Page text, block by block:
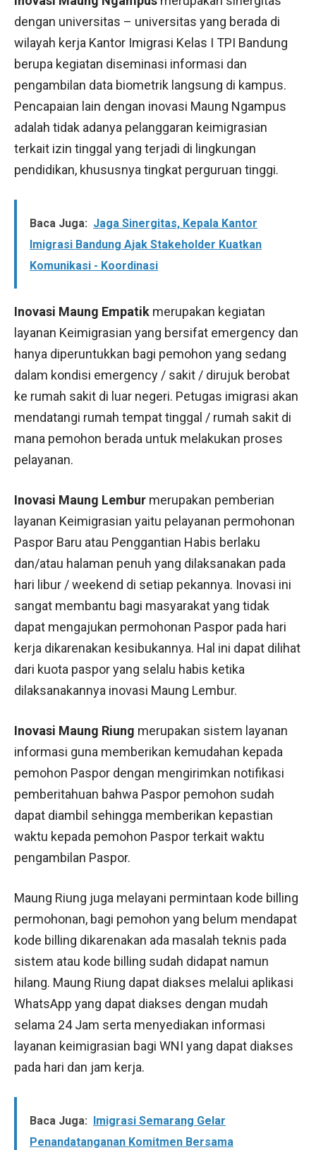
dengan universitas – universitas yang berada di
wilayah kerja Kantor Imigrasi Kelas I TPI Bandung
berupa kegiatan diseminasi informasi dan
pengambilan data biometrik langsung di kampus.
Pencapaian lain dengan inovasi Maung Ngampus
adalah tidak adanya pelanggaran keimigrasian
terkait izin tinggal yang terjadi di lingkungan
pendidikan, khususnya tingkat perguruan tinggi.
Baca Juga: Jaga Sinergitas, Kepala Kantor
Imigrasi Bandung Ajak Stakeholder Kuatkan
Komunikasi - Koordinasi
Inovasi Maung Empatik merupakan kegiatan
layanan Keimigrasian yang bersifat emergency dan
hanya diperuntukkan bagi pemohon yang sedang
dalam kondisi emergency / sakit / dirujuk berobat
ke rumah sakit di luar negeri. Petugas imigrasi akan
mendatangi rumah tempat tinggal / rumah sakit di
mana pemohon berada untuk melakukan proses
pelayanan.
Inovasi Maung Lembur merupakan pemberian
layanan Keimigrasian yaitu pelayanan permohonan
Paspor Baru atau Penggantian Habis berlaku
dan/atau halaman penuh yang dilaksanakan pada
hari libur / weekend di setiap pekannya. Inovasi ini
sangat membantu bagi masyarakat yang tidak
dapat mengajukan permohonan Paspor pada hari
kerja dikarenakan kesibukannya. Hal ini dapat dilihat
dari kuota paspor yang selalu habis ketika
dilaksanakannya inovasi Maung Lembur.
Inovasi Maung Riung merupakan sistem layanan
informasi guna memberikan kemudahan kepada
pemohon Paspor dengan mengirimkan notifikasi
pemberitahuan bahwa Paspor pemohon sudah
dapat diambil sehingga memberikan kepastian
waktu kepada pemohon Paspor terkait waktu
pengambilan Paspor.
Maung Riung juga melayani permintaan kode billing
permohonan, bagi pemohon yang belum mendapat
kode billing dikarenakan ada masalah teknis pada
sistem atau kode billing sudah didapat namun
hilang. Maung Riung dapat diakses melalui aplikasi
WhatsApp yang dapat diakses dengan mudah
selama 24 Jam serta menyediakan informasi
layanan keimigrasian bagi WNI yang dapat diakses
pada hari dan jam kerja.
Baca Juga:
Imigrasi Semarang Gelar
Penandatanganan Komitmen Bersama